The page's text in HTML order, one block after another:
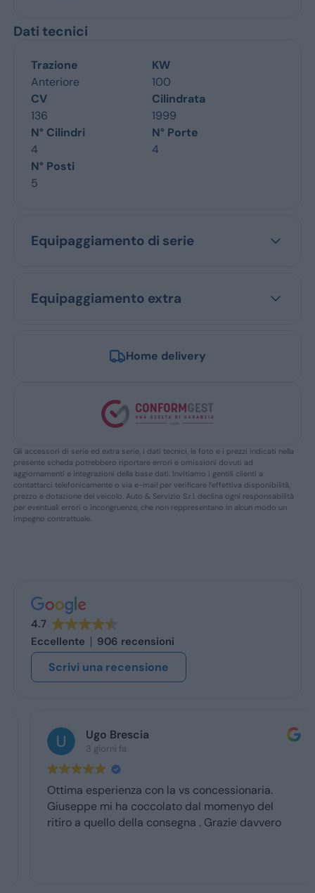
Dati tecnici
Trazione
Anteriore
KW
100
CV
136
Cilindrata
1999
N° Cilindri
4
N° Porte
4
N° Posti
5
Equipaggiamento di serie
Equipaggiamento extra
Home delivery
Gli accessori di serie ed extra serie, i dati tecnici, le foto e i prezzi indicati nella
presente scheda potrebbero riportare errori e omissioni dovuti ad
aggiornamenti e integrazioni della base dati. Invitiamo i gentili clienti a
contattarci telefonicamente o via e-mail per verificare l’effettiva disponibilità,
prezzo e dotazione del veicolo. Auto & Servizio S.r.l. declina ogni responsabilità
per eventuali errori o incongruenze, che non reppresentano in alcun modo un
impegno contrattuale.
4.7
Eccellente
906 recensioni
Scrivi una recensione
Ugo Brescia
3 giorni fa
Ottima esperienza con la vs concessionaria.
Giuseppe mi ha coccolato dal momenyo del
ritiro a quello della consegna . Grazie davvero